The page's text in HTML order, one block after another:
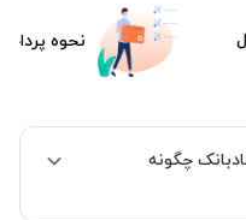
نحوه
چگونه